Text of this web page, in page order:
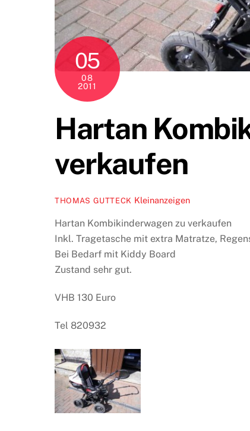
05
08
2011
Hartan
verkaufen
THOMAS GUTTECK Kleinanzeigen
Hartan Kombikinderwagen zu verkaufen
Inkl. Tragetasche mit extra Matratze,
Bei Bedarf mit Kiddy Board
Zustand sehr gut.
VHB 130 Euro
Tel 820932